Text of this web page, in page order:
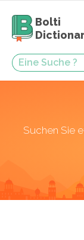
Bolti
Suchen Sie